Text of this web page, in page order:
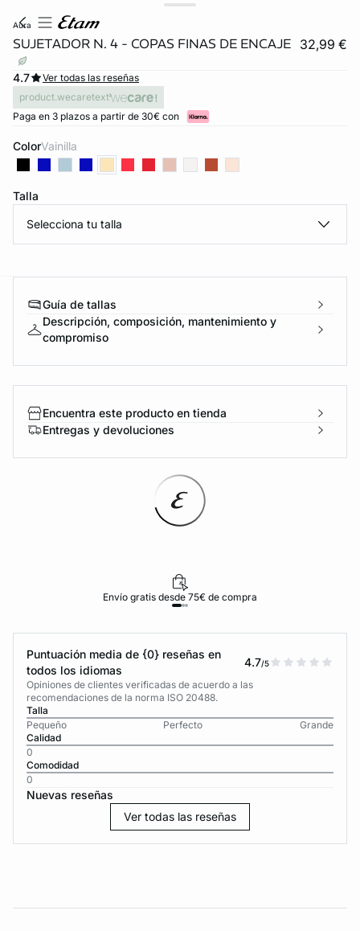
aura
SUJETADOR N. 4 - COPAS FINAS DE ENCAJE 32,99 €
4.7
Ver todas las reseñas
product.wecaretext
Paga en 3 plazos a partir de 30€ con
Color vainilla
Talla
Selecciona tu talla
Guía de tallas
Descripción, composición, mantenimiento y
compromiso
Encuentra este producto en tienda
Entregas y devoluciones
Envío gratis desde 75€ de compra
Puntuación media de {0} reseñas en
todos los idiomas
4.7/5
Opiniones de clientes verificadas de acuerdo a las
recomendaciones de la norma ISO 20488.
Talla
Pequeño
Perfecto
Grande
Calidad
0
Comodidad
0
Nuevas reseñas
Ver todas las reseñas